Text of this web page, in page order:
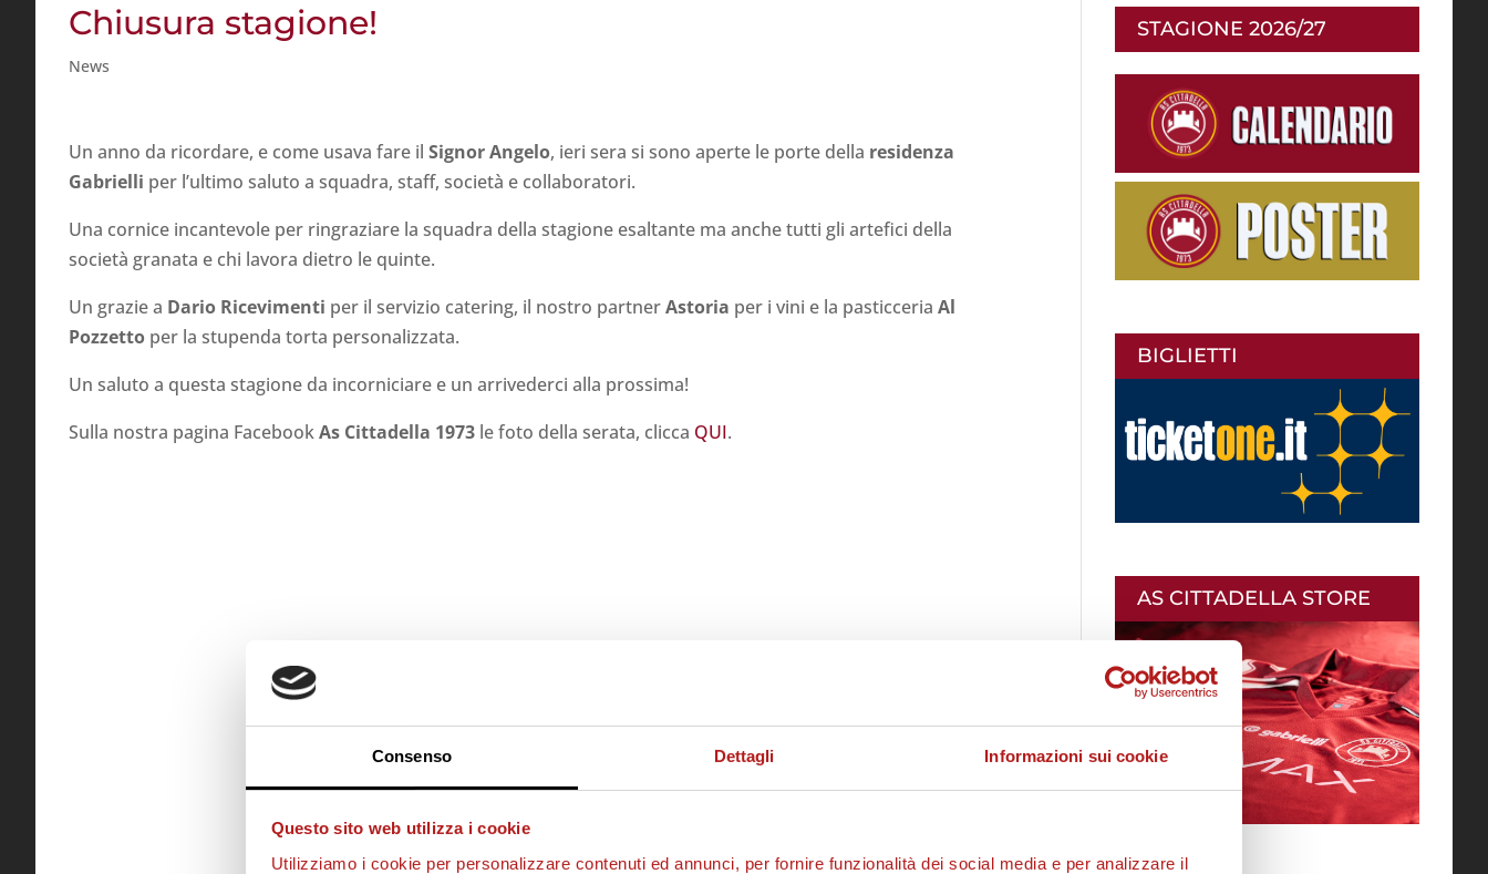
Consenso Dettagli Informazioni sui cookie
Questo sito web utilizza i cookie
Utilizziamo i cookie per personalizzare contenuti ed annunci, per fornire funzionalità dei social media e per analizzare il
Chiusura stagione!
News
Un anno da ricordare, e come usava fare il Signor Angelo, ieri sera si sono aperte le porte della residenza
Gabrielli per l’ultimo saluto a squadra, staff, società e collaboratori.
Una cornice incantevole per ringraziare la squadra della stagione esaltante ma anche tutti gli artefici della
società granata e chi lavora dietro le quinte.
Un grazie a Dario Ricevimenti per il servizio catering, il nostro partnerAstoria per i vini e la pasticceria Al
Pozzetto per la stupenda torta personalizzata.
Un saluto a questa stagione da incorniciare e un arrivederci alla prossima!
Sulla nostra pagina FacebookAs Cittadella 1973 le foto della serata, clicca QUI.
STAGIONE 2026/27
BIGLIETTI
AS CITTADELLA STORE